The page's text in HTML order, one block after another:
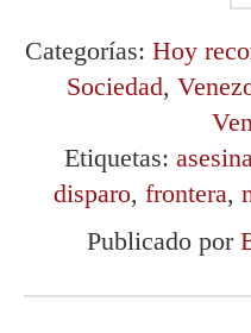
Categorías: Hoy
Sociedad,
Etiquetas:
disparo, frontera,
Publicado por